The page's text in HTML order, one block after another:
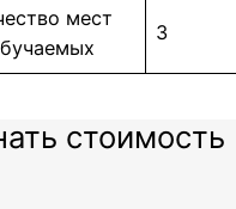
мест
3
стоимость